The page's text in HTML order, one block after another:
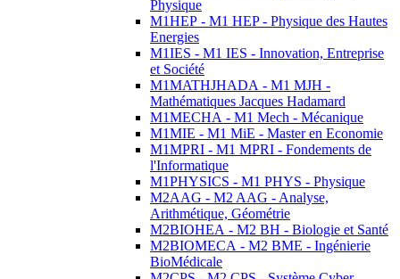
Physique
M1HEP - M1 HEP - Physique des Hautes
Energies
M1IES - M1 IES - Innovation, Entreprise
et Société
M1MATHJHADA - M1 MJH -
Mathématiques Jacques Hadamard
M1MECHA - M1 Mech - Mécanique
M1MIE - M1 MiE - Master en Economie
M1MPRI - M1 MPRI - Fondements de
l'Informatique
M1PHYSICS - M1 PHYS - Physique
M2AAG - M2 AAG - Analyse,
Arithmétique, Géométrie
M2BIOHEA - M2 BH - Biologie et Santé
M2BIOMECA - M2 BME - Ingénierie
BioMédicale